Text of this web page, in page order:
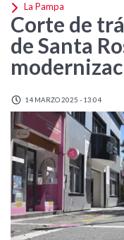
La Pampa
Corte de
de Santa
14 MARZO 2025 - 13:04